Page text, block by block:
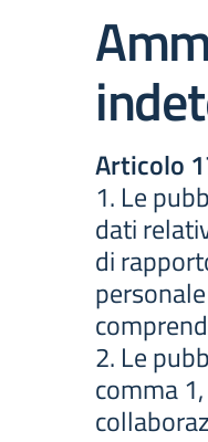
Articolo
1. Le
dati
di
2. Le
comma